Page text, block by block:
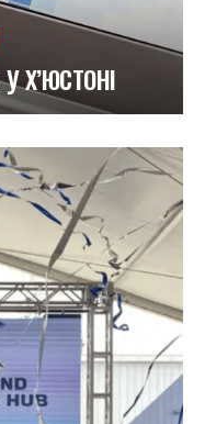
Х’ЮСТОНІ